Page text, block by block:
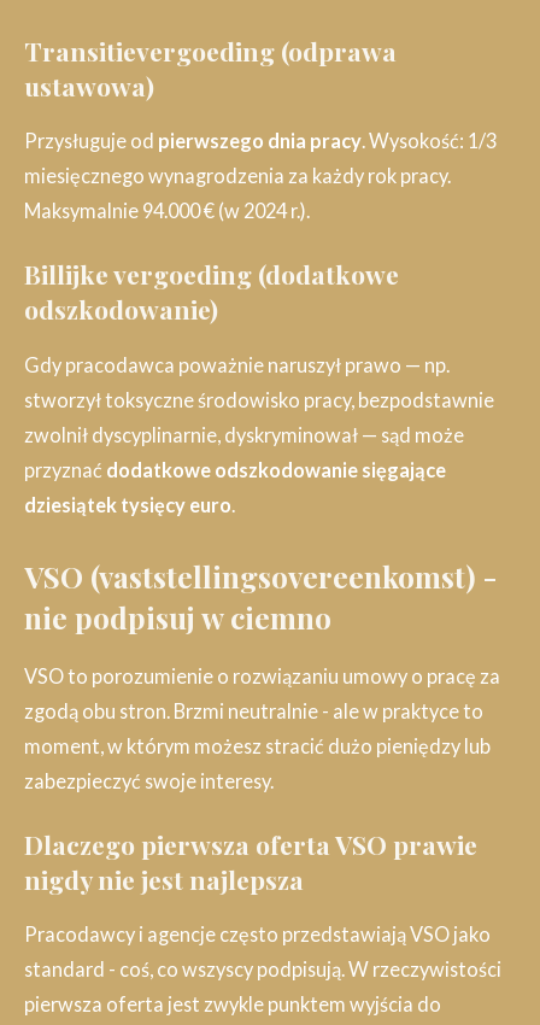
Transitievergoeding (odprawa
ustawowa)
Przysługuje od pierwszego dnia pracy. Wysokość: 1/3
miesięcznego wynagrodzenia za każdy rok pracy.
Maksymalnie 94.000 € (w 2024 r.).
Billijke vergoeding (dodatkowe
odszkodowanie)
Gdy pracodawca poważnie naruszył prawo — np.
stworzył toksyczne środowisko pracy, bezpodstawnie
zwolnił dyscyplinarnie, dyskryminował — sąd może
przyznać dodatkowe odszkodowanie sięgające
dziesiątek tysięcy euro
VSO (vaststellingsovereenkomst) -
nie podpisuj w ciemno
VSO to porozumienie o rozwiązaniu umowy o pracę za
zgodą obu stron. Brzmi neutralnie - ale w praktyce to
moment, w którym możesz stracić dużo pieniędzy lub
zabezpieczyć swoje interesy.
Dlaczego pierwsza oferta VSO prawie
nigdy nie jest najlepsza
Pracodawcy i agencje często przedstawiają VSO jako
standard - coś, co wszyscy podpisują. W rzeczywistości
pierwsza oferta jest zwykle punktem wyjścia do